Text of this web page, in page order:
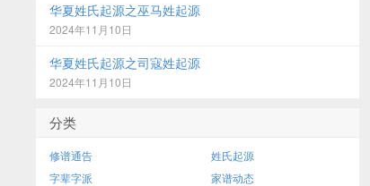
华夏姓氏起源之巫马姓起源
2024年11月10日
华夏姓氏起源之司寇姓起源
2024年11月10日
分类
修谱通告
姓氏起源
字辈字派
家谱动态